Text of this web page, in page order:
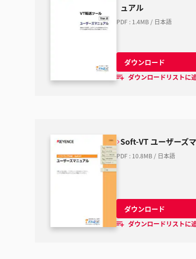
ュアル
PDF : 1.4MB / 日本語
ダウンロード
ダウンロードリストに
Soft-VT ユーザーズ
PDF : 10.8MB / 日本語
ダウンロード
ダウンロードリストに